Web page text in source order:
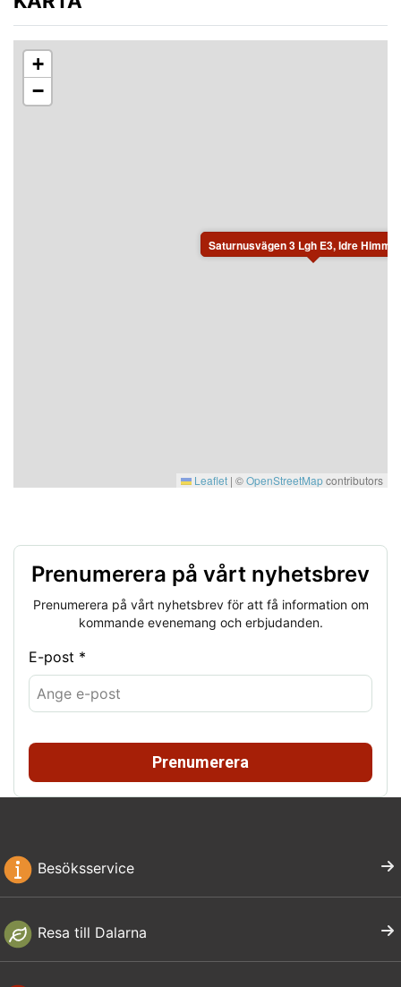
Saturnusvägen 3 Lgh E3, Idre
+
−
Leaflet | ©OpenStreetMapcontributors
Prenumerera på vårt nyhetsbrev
Prenumerera på vårt nyhetsbrev för att få information om
kommande evenemang och erbjudanden.
E-post *
Prenumerera
Besöksservice
Resa till Dalarna